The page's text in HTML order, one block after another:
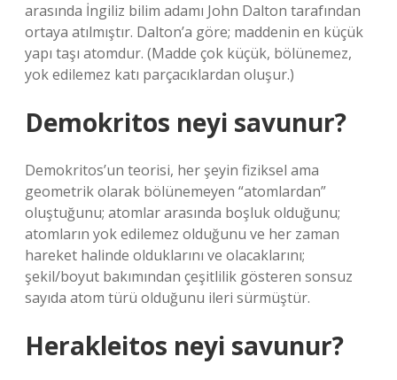
arasında İngiliz bilim adamı John Dalton tarafından
ortaya atılmıştır. Dalton’a göre; maddenin en küçük
yapı taşı atomdur. (Madde çok küçük, bölünemez,
yok edilemez katı parçacıklardan oluşur.)
Demokritos neyi savunur?
Demokritos’un teorisi, her şeyin fiziksel ama
geometrik olarak bölünemeyen “atomlardan”
oluştuğunu; atomlar arasında boşluk olduğunu;
atomların yok edilemez olduğunu ve her zaman
hareket halinde olduklarını ve olacaklarını;
şekil/boyut bakımından çeşitlilik gösteren sonsuz
sayıda atom türü olduğunu ileri sürmüştür.
Herakleitos neyi savunur?